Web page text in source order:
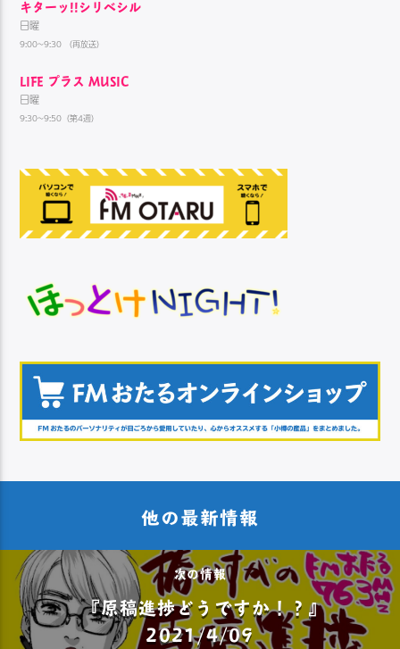
キターッ!!シリベシル
日曜
9:00~9:30 （再放送）
LIFE プラス MUSIC
日曜
9:30~9:50（第4週）
他の最新情報
次の情報
『原稿進捗どうですか！？』
2021/4/09